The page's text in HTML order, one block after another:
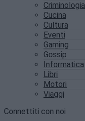
Criminologia
Cucina
Cultura
Eventi
Gaming
Gossip
Informatica
Libri
Motori
Viaggi
Connettiti con noi